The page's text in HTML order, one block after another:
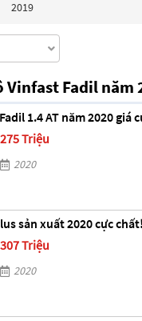
2019
Vinfast Fadil năm
1.4 AT năm 2020 giá
275 Triệu
2020
sản xuất 2020 cực chất!
307 Triệu
2020